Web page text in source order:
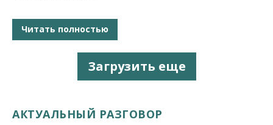
Читать полностью
Загрузить еще
АКТУАЛЬНЫЙ РАЗГОВОР